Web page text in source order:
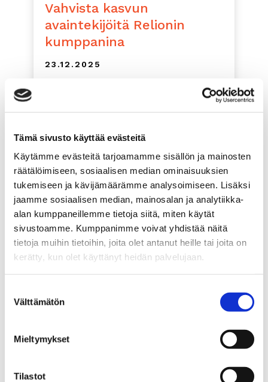
Tämä sivusto käyttää evästeitä
Käytämme evästeitä tarjoamamme sisällön ja mainosten
räätälöimiseen, sosiaalisen median ominaisuuksien
tukemiseen ja kävijämäärämme analysoimiseen. Lisäksi
jaamme sosiaalisen median, mainosalan ja analytiikka-
alan kumppaneillemme tietoja siitä, miten käytät
sivustoamme. Kumppanimme voivat yhdistää näitä
tietoja muihin tietoihin, joita olet antanut heille tai joita on
kerätty, kun olet käyttänyt heidän palvelujaan.
valinta
Välttämätön
Mieltymykset
Tilastot
Vahvista kasvun
avaintekijöitä Relionin
kumppanina
23.12.2025
Suomalaiset yritykset tavoittelevat kasvua.
lue lisää